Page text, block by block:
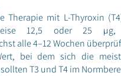
Therapie mit L-Thyroxin
12,5 oder 25
alle 4–12 Wochen
bei dem sich die
T3 und T4 im